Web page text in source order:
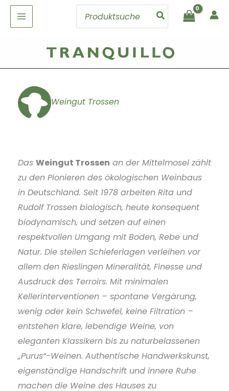
Inhalt
springen
Search
Weingut Trossen
Das Weingut Trossen an der Mittelmosel zählt
zu den Pionieren des ökologischen Weinbaus
in Deutschland. Seit 1978 arbeiten Rita und
Rudolf Trossen biologisch, heute konsequent
biodynamisch, und setzen auf einen
respektvollen Umgang mit Boden, Rebe und
Natur. Die steilen Schieferlagen verleihen vor
allem den Rieslingen Mineralität, Finesse und
Ausdruck des Terroirs. Mit minimalen
Kellerinterventionen – spontane Vergärung,
wenig oder kein Schwefel, keine Filtration –
entstehen klare, lebendige Weine, von
eleganten Klassikern bis zu naturbelassenen
„Purus“-Weinen. Authentische Handwerkskunst,
eigenständige Handschrift und innere Ruhe
machen die Weine des Hauses zu